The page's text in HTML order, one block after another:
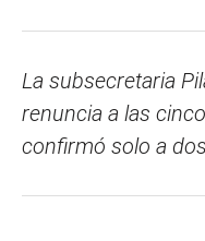
La subsecretaria
renuncia a las
confirmó solo a